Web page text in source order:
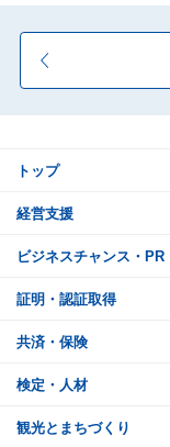
トップ
経営支援
ビジネスチャンス・PR
証明・認証取得
共済・保険
検定・人材
観光とまちづくり